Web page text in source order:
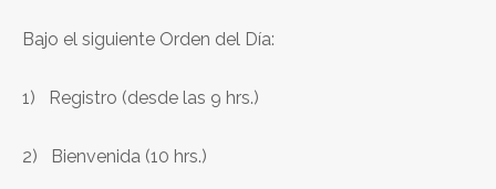
Bajo el siguiente Orden del Día:
1) Registro (desde las 9 hrs.)
2) Bienvenida (10 hrs.)